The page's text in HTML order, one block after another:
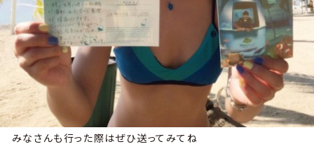
みなさんも行った際はぜひ送ってみてね